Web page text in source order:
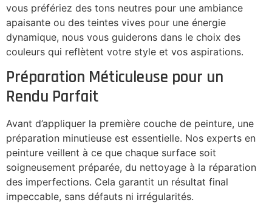
vous préfériez des tons neutres pour une ambiance
apaisante ou des teintes vives pour une énergie
dynamique, nous vous guiderons dans le choix des
couleurs qui reflètent votre style et vos aspirations.
Préparation Méticuleuse pour un
Rendu Parfait
Avant d’appliquer la première couche de peinture, une
préparation minutieuse est essentielle. Nos experts en
peinture veillent à ce que chaque surface soit
soigneusement préparée, du nettoyage à la réparation
des imperfections. Cela garantit un résultat final
impeccable, sans défauts ni irrégularités.